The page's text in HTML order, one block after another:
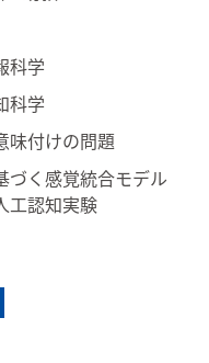
科学
科学
味付けの問題
づく感覚統合モデル
工認知実験